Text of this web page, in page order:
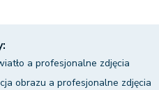
a profesjonalne zdjęcia
obrazu a profesjonalne zdjęcia